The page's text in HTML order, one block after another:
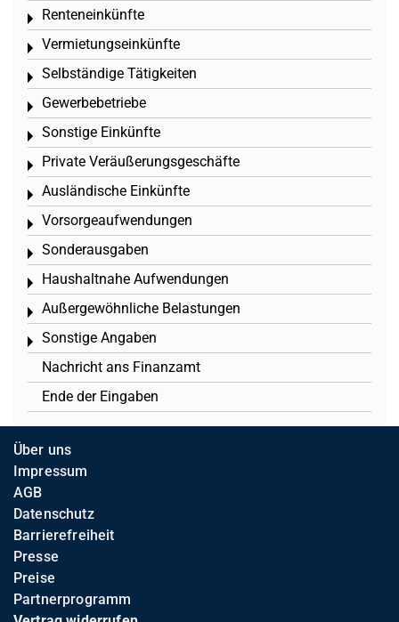
Renteneinkünfte
Toggle menu
Vermietungseinkünfte
Toggle menu
Selbständige Tätigkeiten
Toggle menu
Gewerbebetriebe
Toggle menu
Sonstige Einkünfte
Toggle menu
Private Veräußerungsgeschäfte
Toggle menu
Ausländische Einkünfte
Toggle menu
Vorsorgeaufwendungen
Toggle menu
Sonderausgaben
Toggle menu
Haushaltnahe Aufwendungen
Toggle menu
Außergewöhnliche Belastungen
Toggle menu
Sonstige Angaben
Toggle menu
Nachricht ans Finanzamt
Ende der Eingaben
Über uns
Impressum
AGB
Datenschutz
Barrierefreiheit
Presse
Preise
Partnerprogramm